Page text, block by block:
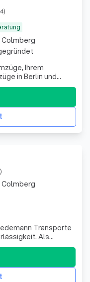
Ihrem
in Berlin und
mit über 18
verbunden sind.
Transporte
Als
wir größten Wert
und
umfasst
La